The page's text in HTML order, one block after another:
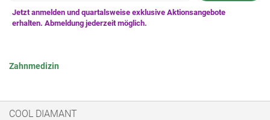
Newsletter:
Zahnmedizin
COOL DIAMANT